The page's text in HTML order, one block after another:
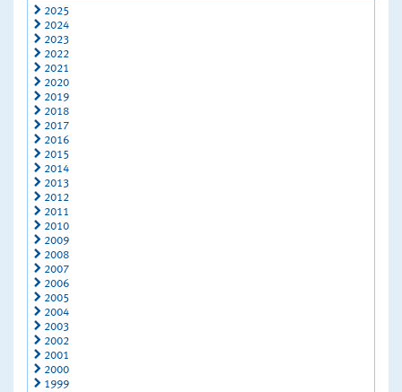
2025
2024
2023
2022
2021
2020
2019
2018
2017
2016
2015
2014
2013
2012
2011
2010
2009
2008
2007
2006
2005
2004
2003
2002
2001
2000
1999